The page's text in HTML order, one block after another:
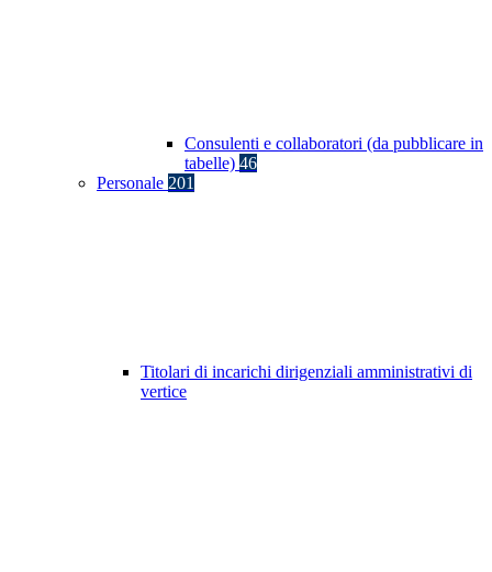
Consulenti e collaboratori (da pubblicare in
tabelle) 46
Personale 201
Titolari di incarichi dirigenziali amministrativi di
vertice